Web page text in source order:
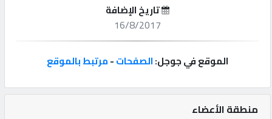
إتصل
إعلانات
منطقة الأعضاء
تاريخ الإضافة
16/8/2017
الموقع في جوجل:الصفحات-مرتبط بالموقع